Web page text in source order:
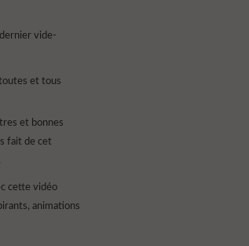
vide-
et tous
et bonnes
fait de cet
cette vidéo
animations